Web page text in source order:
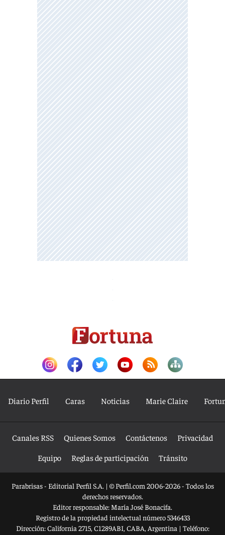
Diario Perfil Caras Noticias Marie Claire
Canales RSS Quienes Somos Contáctenos
Privacidad
Equipo
Reglas de participación Tránsito
Parabrisas - Editorial Perfil S.A. | © Perfil.com 2006-2026 - Todos los
derechos reservados.
Editor responsable: María José Bonacifa.
Registro de la propiedad intelectual número 5346433
Dirección:California 2715, C1289ABI, CABA, Argentina | Teléfono: